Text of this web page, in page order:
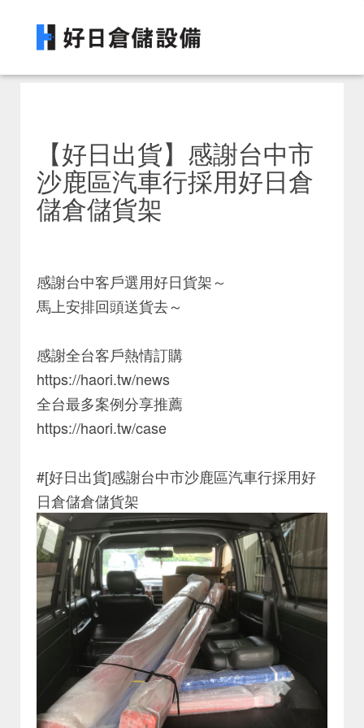
【好日出貨】感謝台中市
沙鹿區汽車行採用好日倉
儲倉儲貨架
感謝台中客戶選用好日貨架～
馬上安排回頭送貨去～
感謝全台客戶熱情訂購
https://haori.tw/news
全台最多案例分享推薦
https://haori.tw/case
#[好日出貨]感謝台中市沙鹿區汽車行採用好
日倉儲倉儲貨架